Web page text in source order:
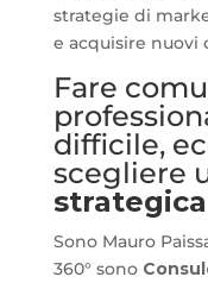
strategie di
e acquisire nuovi
Fare
difficile,
scegliere
strategica
Sono Mauro
360° sono